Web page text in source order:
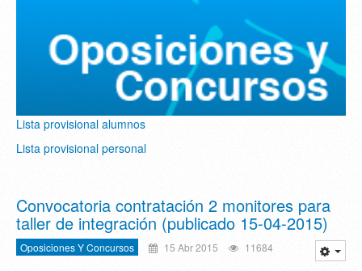
Lista provisional alumnos
Lista provisional personal
Convocatoria contratación 2 monitores para
taller de integración (publicado 15-04-2015)
Oposiciones Y Concursos 15 Abr 2015 11684